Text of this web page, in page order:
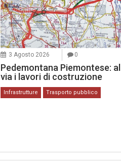
3 Agosto 2026 0
Pedemontana Piemontese: al
via i lavori di costruzione
Infrastrutture Trasporto pubblico